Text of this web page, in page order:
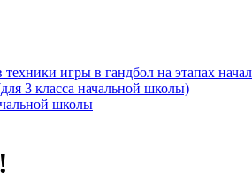
игры в гандбол на этапах
3 класса начальной школы)
школы